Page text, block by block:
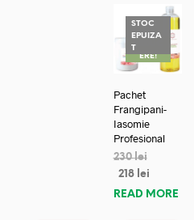
STOC
EPUIZA
TREDUC
ERE!
Pachet
Frangipani-
Iasomie
Profesional
230lei
218 lei
READ MORE